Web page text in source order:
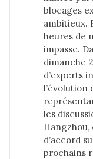
blocages
ambitieux.
heures de
impasse.
dimanche
d’experts
l’évolution
les
Hangzhou,
d’accord
prochains